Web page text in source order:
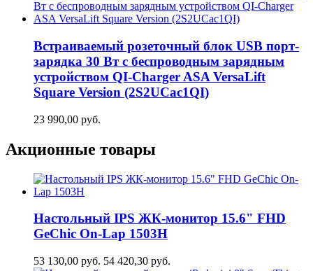
Встраиваемый розеточный блок USB порт-
зарядка 30 Вт c беспроводным зарядным
устройством QI-Charger ASA VersaLift
Square Version (2S2UCaс1QI)
23 990,00 руб.
Акционные товары
Настольный IPS ЖК-монитор 15.6" FHD
GeСhic On-Lap 1503H
53 130,00 руб. 54 420,30 руб.